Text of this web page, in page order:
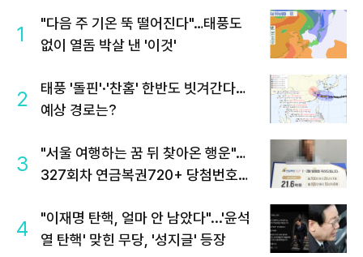
1
"다음 주 기온 뚝 떨어진다"…태풍도
없이 열돔 박살 낸 '이것'
2
태풍 '돌핀'·'찬홈' 한반도 빗겨간다…
예상 경로는?
3
"서울 여행하는 꿈 뒤 찾아온 행운"…
327회차 연금복권720+ 당첨번호조
4
"이재명 탄핵, 얼마 안 남았다"...'윤석
열 탄핵' 맞힌 무당, '성지글' 등장